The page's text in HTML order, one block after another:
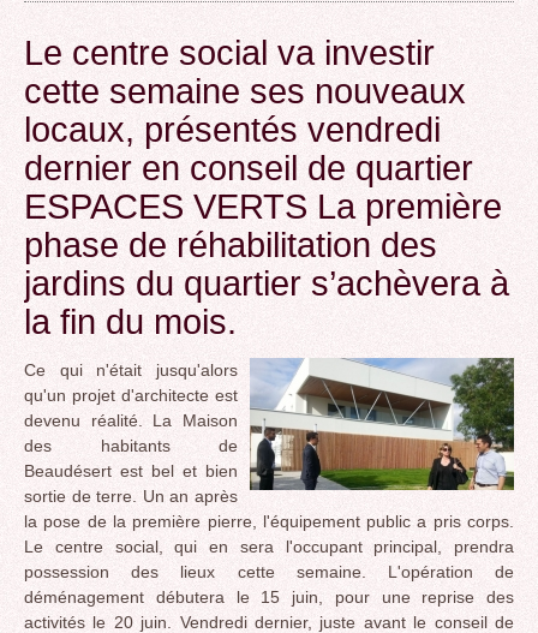
Le centre social va investir
cette semaine ses nouveaux
locaux, présentés vendredi
dernier en conseil de quartier
ESPACES VERTS La première
phase de réhabilitation des
jardins du quartier s’achèvera à
la fin du mois.
Ce qui n'était jusqu'alors
qu'un projet d'architecte est
devenu réalité. La Maison
des habitants de
Beaudésert est bel et bien
sortie de terre. Un an après
la pose de la première pierre, l'équipement public a pris corps.
Le centre social, qui en sera l'occupant principal, prendra
possession des lieux cette semaine. L'opération de
déménagement débutera le 15 juin, pour une reprise des
activités le 20 juin. Vendredi dernier, juste avant le conseil de